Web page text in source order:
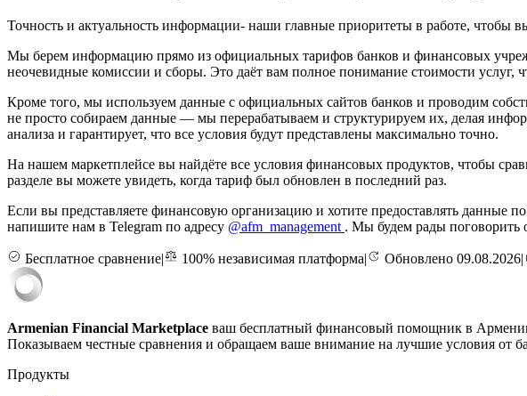
Точность и актуальность информации- наши главные приоритеты в работе, чтобы
Мы берем информацию прямо из официальных тарифов банков и финансовых
неочевидные комиссии и сборы. Это даёт вам полное понимание стоимости услуг,
Кроме того, мы используем данные с официальных сайтов банков и проводим
не просто собираем данные — мы перерабатываем и структурируем их, делая
анализа и гарантирует, что все условия будут представлены максимально точно.
На нашем маркетплейсе вы найдёте все условия финансовых продуктов, чтобы
разделе вы можете увидеть, когда тариф был обновлен в последний раз.
Если вы представляете финансовую организацию и хотите предоставлять
напишите нам в Telegram по адресу @afm_management . Мы будем рады поговорить
Бесплатное сравнение| 100% независимая платформа| Обновлено 09.08.2026|
Armenian Financial Marketplace ваш бесплатный финансовый помощник в
Показываем честные сравнения и обращаем ваше внимание на лучшие условия от
Продукты